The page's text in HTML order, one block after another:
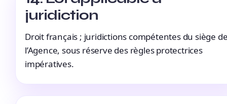
juridiction
Droit français ; juridictions compétentes du siège
l’Agence, sous réserve des règles protectrices
impératives.